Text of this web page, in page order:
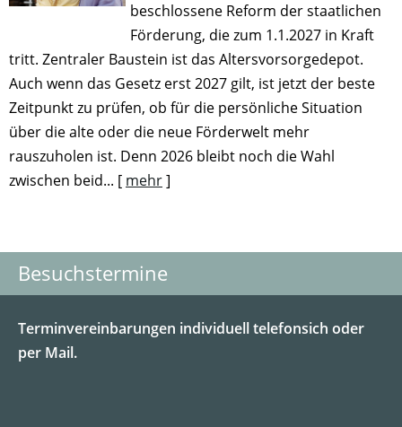
beschlossene Reform der staatlichen
Förderung, die zum 1.1.2027 in Kraft
tritt. Zentraler Baustein ist das Altersvorsorgedepot.
Auch wenn das Gesetz erst 2027 gilt, ist jetzt der beste
Zeitpunkt zu prüfen, ob für die persönliche Situation
über die alte oder die neue Förderwelt mehr
rauszuholen ist. Denn 2026 bleibt noch die Wahl
zwischen beid... [ mehr]
Besuchstermine
Terminvereinbarungen individuell telefonsich oder
per Mail.